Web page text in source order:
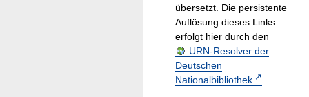
übersetzt. Die persistente
Auflösung dieses Links
erfolgt hier durch den
URN-Resolver der
Deutschen
Nationalbibliothek
.